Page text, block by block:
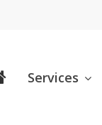
Services